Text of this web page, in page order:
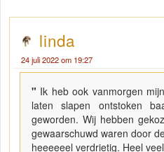
linda
24 juli 2022 om 19:27
" Ik heb ook vanmorgen
laten slapen ontstoken
geworden. Wij hebben
gewaarschuwd waren door
heeeeeel verdrietig. Heel